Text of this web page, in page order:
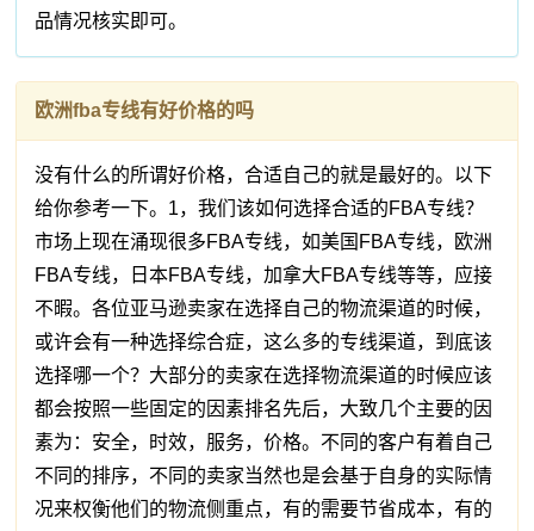
品情况核实即可。
欧洲fba专线有好价格的吗
没有什么的所谓好价格，合适自己的就是最好的。以下
给你参考一下。1，我们该如何选择合适的FBA专线？
市场上现在涌现很多FBA专线，如美国FBA专线，欧洲
FBA专线，日本FBA专线，加拿大FBA专线等等，应接
不暇。各位亚马逊卖家在选择自己的物流渠道的时候，
或许会有一种选择综合症，这么多的专线渠道，到底该
选择哪一个？大部分的卖家在选择物流渠道的时候应该
都会按照一些固定的因素排名先后，大致几个主要的因
素为：安全，时效，服务，价格。不同的客户有着自己
不同的排序，不同的卖家当然也是会基于自身的实际情
况来权衡他们的物流侧重点，有的需要节省成本，有的